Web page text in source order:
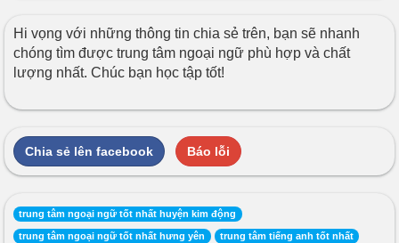
Hi vọng với những thông tin chia sẻ trên, bạn sẽ nhanh
chóng tìm được trung tâm ngoại ngữ phù hợp và chất
lượng nhất. Chúc bạn học tập tốt!
Chia sẻ lên facebook Báo lỗi
trung tâm ngoại ngữ tốt nhất huyện kim động
trung tâm ngoại ngữ tốt nhất hưng yên trung tâm tiếng anh tốt nhất